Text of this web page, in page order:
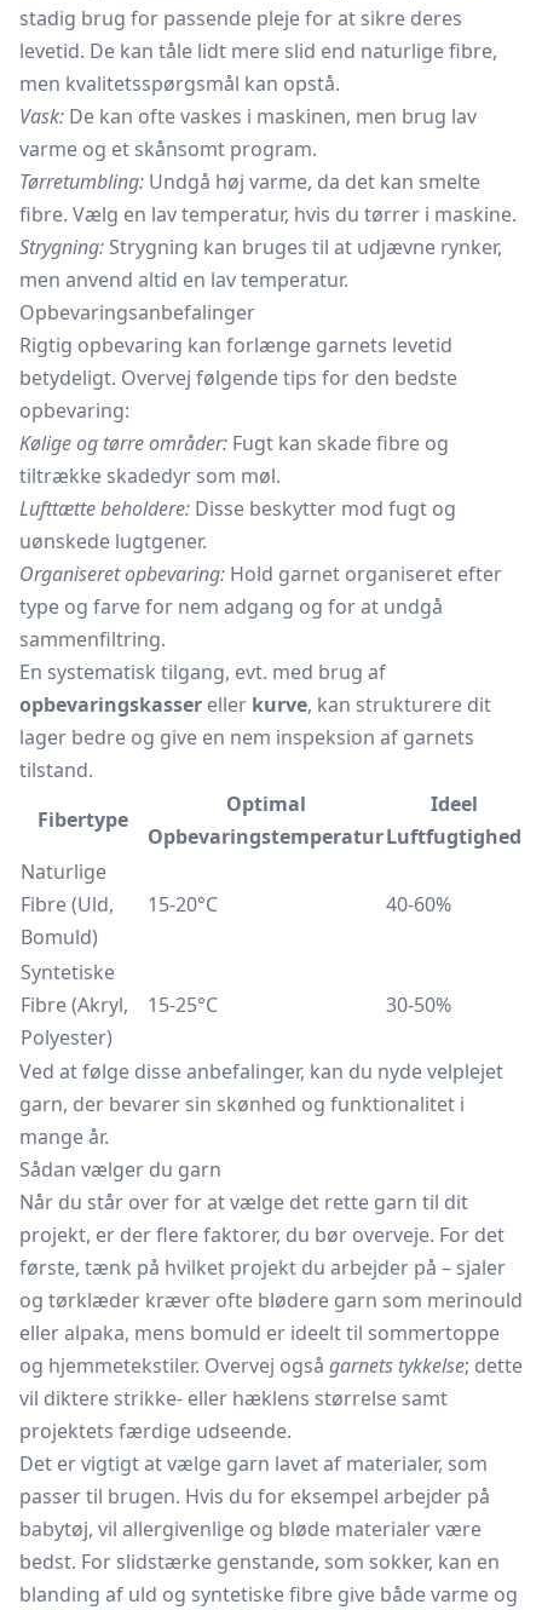
stadig brug for passende pleje for at sikre deres
levetid. De kan tåle lidt mere slid end naturlige fibre,
men kvalitetsspørgsmål kan opstå.
Vask: De kan ofte vaskes i maskinen, men brug lav
varme og et skånsomt program.
Tørretumbling: Undgå høj varme, da det kan smelte
fibre. Vælg en lav temperatur, hvis du tørrer i maskine.
Strygning: Strygning kan bruges til at udjævne rynker,
men anvend altid en lav temperatur.
Opbevaringsanbefalinger
Rigtig opbevaring kan forlænge garnets levetid
betydeligt. Overvej følgende tips for den bedste
opbevaring:
Kølige og tørre områder: Fugt kan skade fibre og
tiltrække skadedyr som møl.
Lufttætte beholdere: Disse beskytter mod fugt og
uønskede lugtgener.
Organiseret opbevaring: Hold garnet organiseret efter
type og farve for nem adgang og for at undgå
sammenfiltring.
En systematisk tilgang, evt. med brug af
opbevaringskasser eller kurve, kan strukturere dit
lager bedre og give en nem inspeksion af garnets
tilstand.
Fibertype
Optimal
Opbevaringstemperatur
Ideel
Luftfugtighed
Naturlige
Fibre (Uld,
Bomuld)
15-20°C 40-60%
Syntetiske
Fibre (Akryl,
Polyester)
15-25°C 30-50%
Ved at følge disse anbefalinger, kan du nyde velplejet
garn, der bevarer sin skønhed og funktionalitet i
mange år.
Sådan vælger du garn
Når du står over for at vælge det rette garn til dit
projekt, er der flere faktorer, du bør overveje. For det
første, tænk på hvilket projekt du arbejder på – sjaler
og tørklæder kræver ofte blødere garn som merinould
eller alpaka, mens bomuld er ideelt til sommertoppe
og hjemmetekstiler. Overvej også garnets tykkelse; dette
vil diktere strikke- eller hæklens størrelse samt
projektets færdige udseende.
Det er vigtigt at vælge garn lavet af materialer, som
passer til brugen. Hvis du for eksempel arbejder på
babytøj, vil allergivenlige og bløde materialer være
bedst. For slidstærke genstande, som sokker, kan en
blanding af uld og syntetiske fibre give både varme og